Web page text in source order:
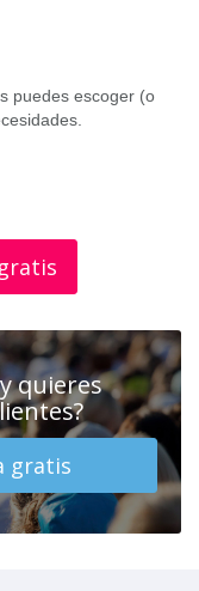
puedes escoger (o
quieres
gratis